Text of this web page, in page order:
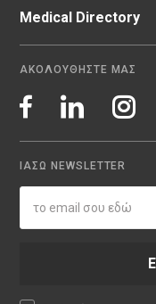
Medical Directory
ΑΚΟΛΟΥΘΗΣΤΕ ΜΑΣ
ΙΑΣΩ NEWSLETTER